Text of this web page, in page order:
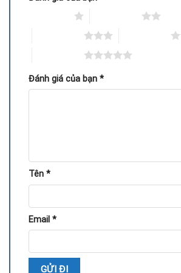
Gỡ bỏ bộ tản nhiệt, loại bỏ lớp
Làm sạch bề mặt GPU, VRAM và
Đánh giá của bạn *
Tên *
Email *